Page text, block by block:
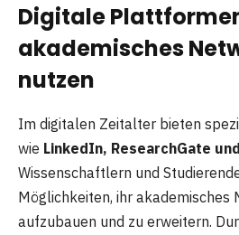
Digitale
akademisches
nutzen
Im digitalen Zeitalter bieten
wie LinkedIn, ResearchGate
Wissenschaftlern und
Möglichkeiten, ihr akademisches
aufzubauen und zu erweitern.